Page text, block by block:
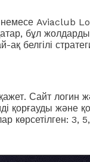
немесе
бұл
белгілі
Сайт
қорғауды
көрсетілген: 3,